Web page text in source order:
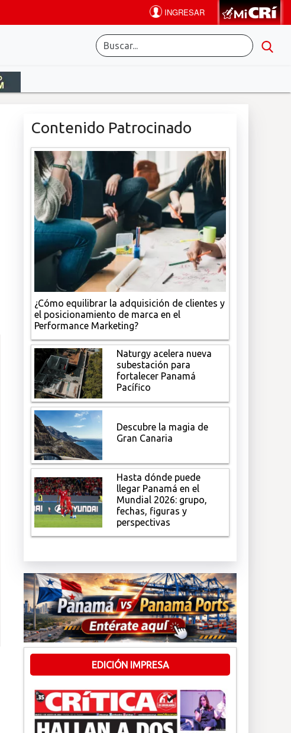
Contenido Patrocinado
¿Cómo equilibrar la adquisición de clientes y
el posicionamiento de marca en el
Performance Marketing?
Naturgy acelera nueva
subestación para
fortalecer Panamá
Pacífico
Descubre la magia de
Gran Canaria
Hasta dónde puede
llegar Panamá en el
Mundial 2026: grupo,
fechas, figuras y
perspectivas
EDICIÓN IMPRESA